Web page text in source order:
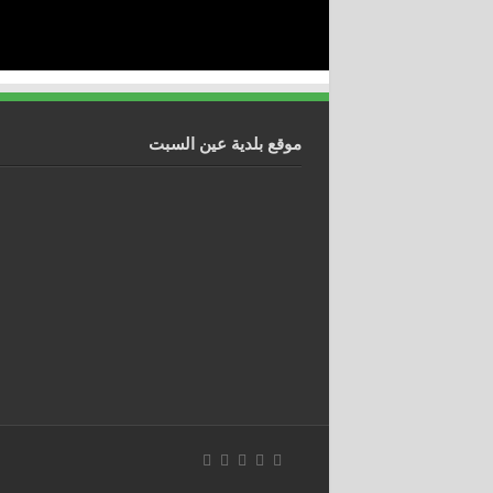
موقع بلدية عين السبت